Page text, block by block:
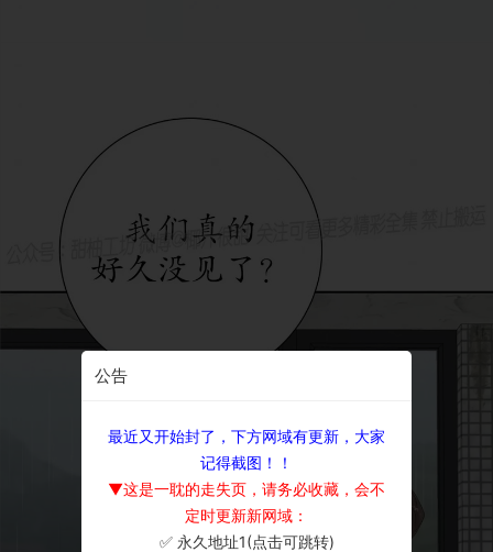
公告
最近又开始封了，下方网域有更新，大家
记得截图！！
▼这是一耽的走失页，请务必收藏，会不
定时更新新网域：
✅ 永久地址1(点击可跳转)